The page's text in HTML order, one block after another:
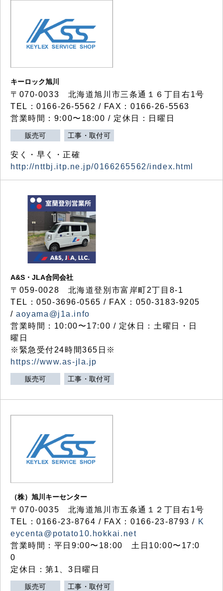
キーロック旭川
〒070-0033 北海道旭川市三条通１６丁目右1号
TEL：0166-26-5562 / FAX：0166-26-5563
営業時間：9:00〜18:00 / 定休日：日曜日
販売可 工事・取付可
安く・早く・正確
http://nttbj.itp.ne.jp/0166265562/index.html
A&S・JLA合同会社
〒 059-0028 北海道登別市富岸町2丁目 8-1
TEL：050-3696-0565 / FAX：050-3183-9205
/aoyama@j1a.info
営業時間：10:00〜17:00 / 定休日：土曜日・日
曜日
※緊急受付24時間365日※
https://www.as-jla.jp
販売可 工事・取付可
（株）旭川キーセンター
〒070-0035 北海道旭川市五条通１２丁目右1号
TEL：0166-23-8764 / FAX：0166-23-8793 / K
eycenta@potato10.hokkai.net
営業時間：平日9:00〜18:00 土日10:00〜17:0
0
定休日：第1、3日曜日
販売可 工事・取付可